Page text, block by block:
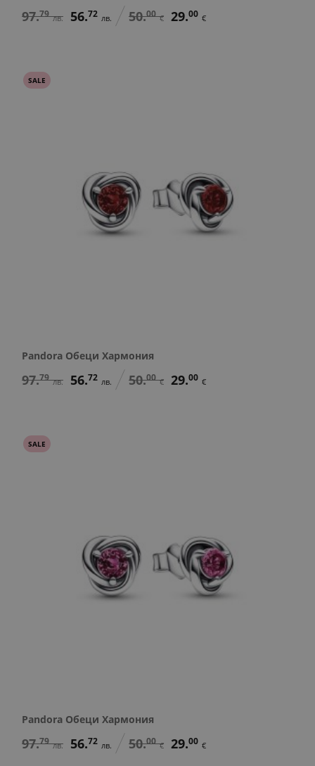
97.79 лв. 56.72 лв. 50.00 € 29.00 €
SALE
Pandora Обеци Хармония
97.79 лв. 56.72 лв. 50.00 € 29.00 €
SALE
Pandora Обеци Хармония
97.79 лв. 56.72 лв. 50.00 € 29.00 €